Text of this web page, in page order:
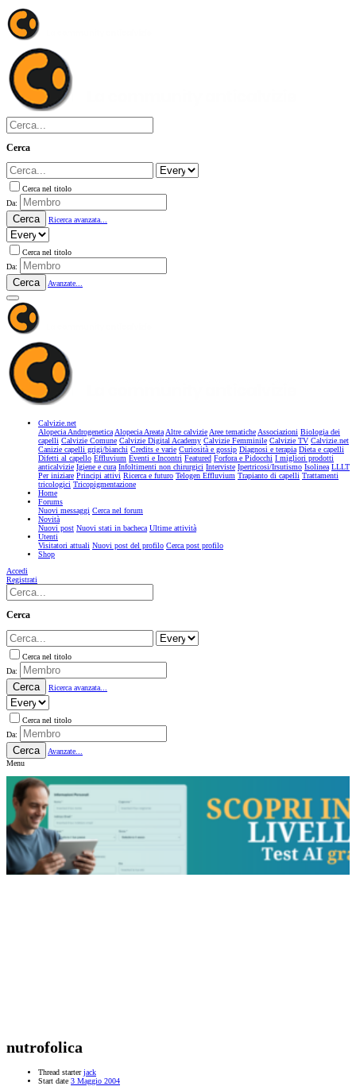
Cerca
Cerca nel titolo
Da:
Cerca Ricerca avanzata...
Cerca nel titolo
Da:
Cerca Avanzate...
Calvizie.net
Alopecia AndrogeneticaAlopecia AreataAltre calvizieAree tematicheAssociazioni Biologia dei
capelli Calvizie Comune Calvizie Digital Academy Calvizie Femminile Calvizie TV Calvizie.net
Canizie capelli grigi/bianchi Credits e varie Curiosità e gossip Diagnosi e terapia Dieta e capelli
Difetti al capello Effluvium Eventi e Incontri Featured Forfora e Pidocchi I migliori prodotti
anticalvizie Igiene e cura Infoltimenti non chirurgici Interviste Ipertricosi/Irsutismo Isolinea LLLT
Per iniziare Principi attivi Ricerca e futuro Telogen Effluvium Trapianto di capelli Trattamenti
tricologici Tricopigmentazione
Home
Forums
Nuovi messaggi Cerca nel forum
Novità
Nuovi post Nuovi stati in bacheca Ultime attività
Utenti
Visitatori attuali Nuovi post del profilo Cerca post profilo
Shop
Accedi
Registrati
Cerca
Cerca nel titolo
Da:
Cerca Ricerca avanzata...
Cerca nel titolo
Da:
Cerca
Avanzate...
Menu
nutrofolica
Thread starter jack
Start date 3 Maggio 2004